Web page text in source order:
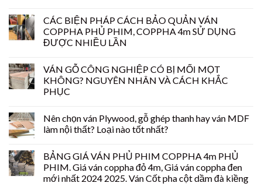
CÁC BIỆN PHÁP CÁCH BẢO QUẢN VÁN
COPPHA PHỦ PHIM, COPPHA 4m SỬ DỤNG
ĐƯỢC NHIỀU LẦN
VÁN GỖ CÔNG NGHIỆP CÓ BỊ MỐI MỌT
KHÔNG? NGUYÊN NHÂN VÀ CÁCH KHẮC
PHỤC
Nên chọn ván Plywood, gỗ ghép thanh hay ván MDF
làm nội thất? Loại nào tốt nhất?
BẢNG GIÁ VÁN PHỦ PHIM COPPHA 4m PHỦ
PHIM. Giá ván coppha đỏ 4m, Giá ván coppha đen
mới nhất 2024 2025. Ván Cốt pha cột dầm đà kiềng